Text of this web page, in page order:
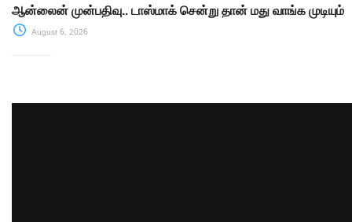
ஆன்லைன் முன்பதிவு.. டாஸ்மாக் சென்று தான் மது வாங்க முடியும்
August 6, 2026